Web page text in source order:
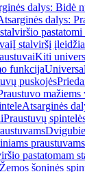
dalys: Bidė
dalys:
pastatomi
Į stalviršį
Kiti
funkcija
puskojės
Atsarginės
Praustuvų
praustuvams
pastatomam
šoninės